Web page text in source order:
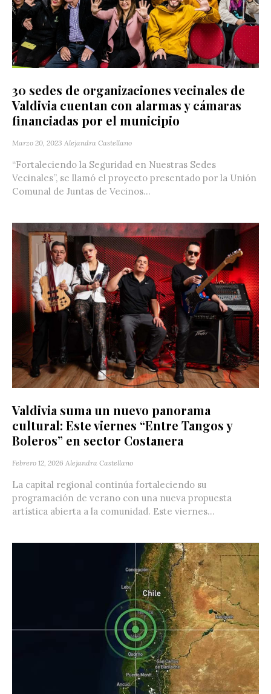
30 sedes de organizaciones vecinales de
Valdivia cuentan con alarmas y cámaras
financiadas por el municipio
Marzo 20, 2023 Alejandra Castellano
“Fortaleciendo la Seguridad en Nuestras Sedes
Vecinales”, se llamó el proyecto presentado por la Unión
Comunal de Juntas de Vecinos...
Valdivia suma un nuevo panorama
cultural: Este viernes “Entre Tangos y
Boleros” en sector Costanera
Febrero 12, 2026 Alejandra Castellano
La capital regional continúa fortaleciendo su
programación de verano con una nueva propuesta
artística abierta a la comunidad. Este viernes...